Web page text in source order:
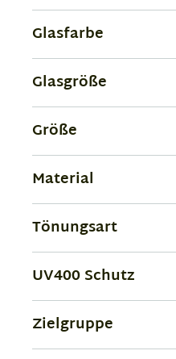
Glasfarbe
Glasgröße
Größe
Material
Tönungsart
UV400 Schutz
Zielgruppe